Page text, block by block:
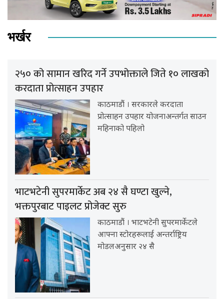
भर्खर
२५० को सामान खरिद गर्ने उपभोक्ताले जिते १० लाखको
करदाता प्रोत्साहन उपहार
काठमाडौं । सरकारले करदाता
प्रोत्साहन उपहार योजनाअन्तर्गत साउन
महिनाको पहिलो
भाटभटेनी सुपरमार्केट अब २४ सै घण्टा खुल्ने,
भक्तपुरबाट पाइलट प्रोजेक्ट सुरु
काठमाडौं । भाटभटेनी सुपरमार्केटले
आफ्ना स्टोरहरूलाई अन्तर्राष्ट्रिय
मोडलअनुसार २४ सै